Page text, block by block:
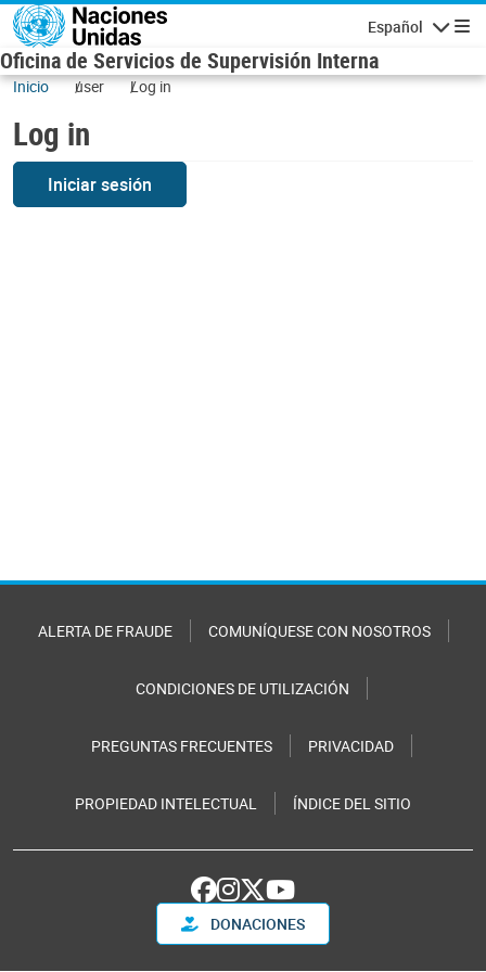
Skip to main content
Español
Oficina de Servicios de Supervisión Interna
Inicio user Log in
Log in
Iniciar sesión
ALERTA DE FRAUDE COMUNÍQUESE CON NOSOTROS
CONDICIONES DE UTILIZACIÓN
PREGUNTAS FRECUENTES PRIVACIDAD
PROPIEDAD INTELECTUAL ÍNDICE DEL SITIO
DONACIONES